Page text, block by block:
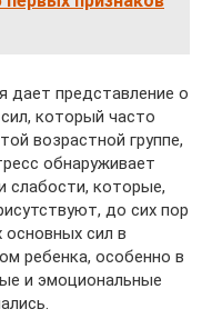
дает представление о
который часто
возрастной группе,
обнаруживает
слабости, которые,
до сих пор
сил в
ребенка, особенно в
и эмоциональные